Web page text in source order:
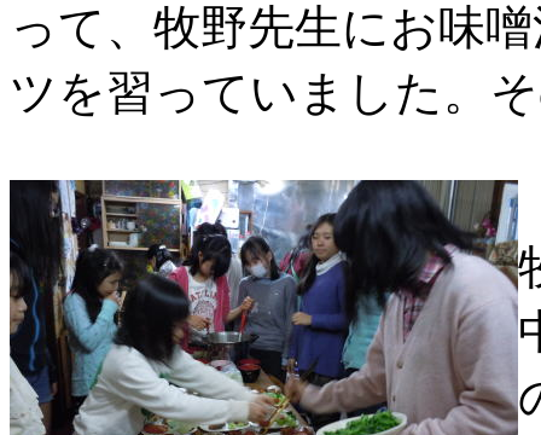
って、牧野先生にお味
ツを習っていました。